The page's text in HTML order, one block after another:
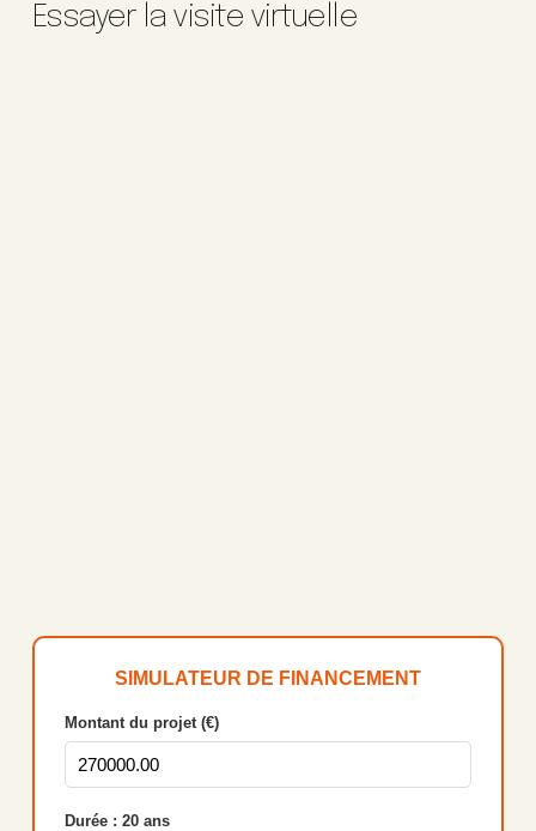
Essayer la visite virtuelle
SIMULATEUR DE FINANCEMENT
Montant du projet (€)
Durée : 20ans